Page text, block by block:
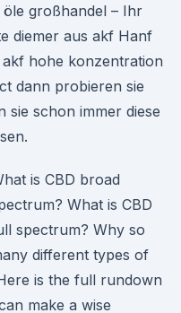
öle großhandel – Ihr
diemer aus akf Hanf
hohe konzentration
dann probieren sie
sie schon immer diese
is CBD broad
What is CBD
spectrum? Why so
different types of
is the full rundown
make a wise